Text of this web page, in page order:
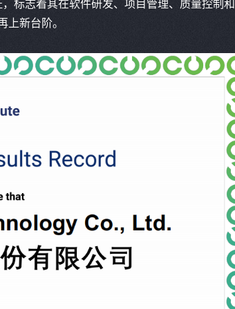
新台阶。